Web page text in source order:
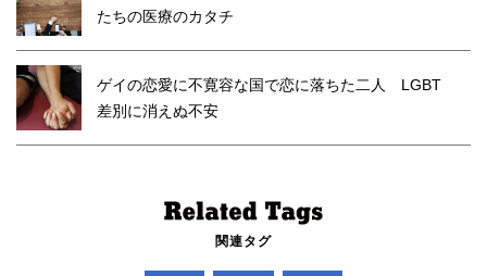
たちの医療のカタチ
ゲイの恋愛に不寛容な国で恋に落ちた二人 LGBT
差別に消えぬ不安
関連タグ